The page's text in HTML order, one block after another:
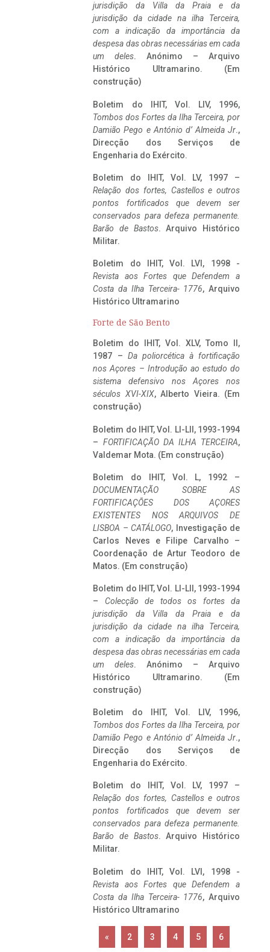
jurisdição da Villa da Praia e da
jurisdição da cidade na ilha Terceira,
com a indicação da importância da
despesa das obras necessárias em cada
um deles. Anónimo – Arquivo
Histórico Ultramarino. (Em
construção)
Boletim do IHIT, Vol. LIV, 1996,
Tombos dos Fortes da Ilha Terceira, por
Damião Pego e António d’ Almeida Jr.,
Direcção dos Serviços de
Engenharia do Exército.
Boletim do IHIT, Vol. LV, 1997 –
Relação dos fortes, Castellos e outros
pontos fortificados que devem ser
conservados para defeza permanente.
Barão de Bastos. Arquivo Histórico
Militar.
Boletim do IHIT, Vol. LVI, 1998 -
Revista aos Fortes que Defendem a
Costa da Ilha Terceira- 1776, Arquivo
Histórico Ultramarino
Forte de São Bento
Boletim do IHIT, Vol. XLV, Tomo II,
1987 – Da poliorcética à fortificação
nos Açores – Introdução ao estudo do
sistema defensivo nos Açores nos
séculos XVI-XIX, Alberto Vieira. (Em
construção)
Boletim do IHIT, Vol. LI-LII, 1993-1994
– FORTIFICAÇÃO DA ILHA TERCEIRA,
Valdemar Mota. (Em construção)
Boletim do IHIT, Vol. L, 1992 –
DOCUMENTAÇÃO SOBRE AS
FORTIFICAÇÕES DOS AÇORES
EXISTENTES NOS ARQUIVOS DE
LISBOA – CATÁLOGO, Investigação de
Carlos Neves e Filipe Carvalho –
Coordenação de Artur Teodoro de
Matos. (Em construção)
Boletim do IHIT, Vol. LI-LII, 1993-1994
– Colecção de todos os fortes da
jurisdição da Villa da Praia e da
jurisdição da cidade na ilha Terceira,
com a indicação da importância da
despesa das obras necessárias em cada
um deles. Anónimo – Arquivo
Histórico Ultramarino. (Em
construção)
Boletim do IHIT, Vol. LIV, 1996,
Tombos dos Fortes da Ilha Terceira, por
Damião Pego e António d’ Almeida Jr.,
Direcção dos Serviços de
Engenharia do Exército.
Boletim do IHIT, Vol. LV, 1997 –
Relação dos fortes, Castellos e outros
pontos fortificados que devem ser
conservados para defeza permanente.
Barão de Bastos. Arquivo Histórico
Militar.
Boletim do IHIT, Vol. LVI, 1998 -
Revista aos Fortes que Defendem a
Costa da Ilha Terceira- 1776, Arquivo
Histórico Ultramarino
« 2 3 4 5 6